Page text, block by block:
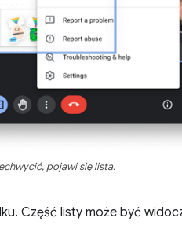
pojawi się lista.
Część listy może być